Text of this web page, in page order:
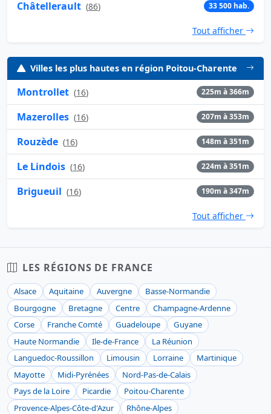
Châtellerault (86) 33 500 hab.
Tout afficher
Villes les plus hautes en région Poitou-Charente
Montrollet (16) 225m à 366m
Mazerolles (16) 207m à 353m
Rouzède (16) 148m à 351m
Le Lindois (16) 224m à 351m
Brigueuil (16) 190m à 347m
Tout afficher
LES RÉGIONS DE FRANCE
Alsace Aquitaine Auvergne
Basse-Normandie
Bourgogne
Bretagne Centre
Champagne-Ardenne
Corse
Franche Comté Guadeloupe
Guyane
Haute Normandie
Ile-de-France
La Réunion
Languedoc-Roussillon
Limousin Lorraine
Martinique
Mayotte
Midi-Pyrénées
Nord-Pas-de-Calais
Pays de la Loire
Picardie
Poitou-Charente
Provence-Alpes-Côte-d'Azur
Rhône-Alpes